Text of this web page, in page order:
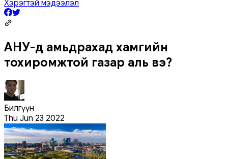
Хэрэгтэй мэдээлэл
АНУ-д амьдрахад хамгийн
тохиромжтой газар аль вэ?
Билгүүн
Thu Jun 23 2022